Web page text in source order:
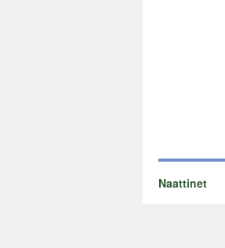
Naattinet